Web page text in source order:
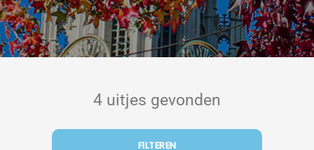
4 uitjes gevonden
FILTEREN